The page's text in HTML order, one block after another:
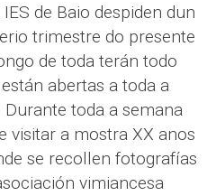
de Baio despiden dun
trimestre do presente
de toda terán todo
abertas a toda a
toda a semana
visitar a mostra XX anos
se recollen fotografías
vimiancesa